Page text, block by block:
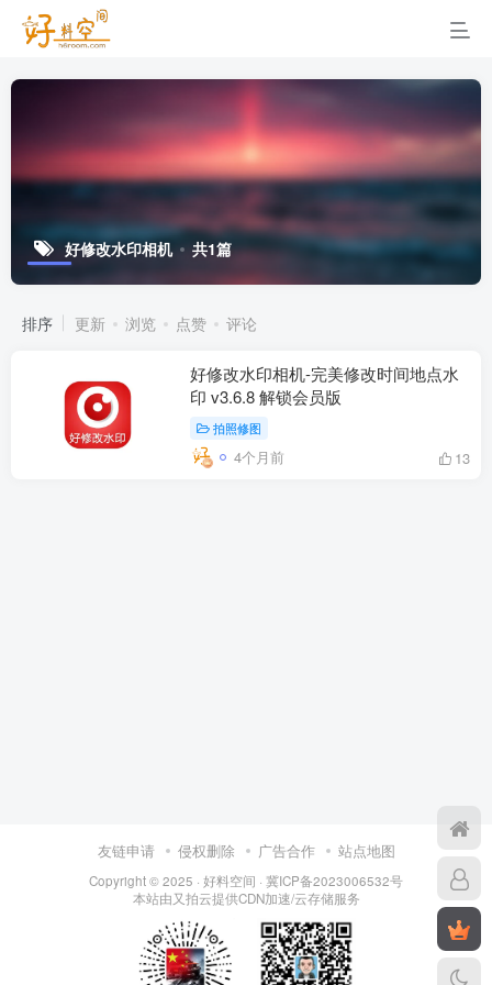
好修改水印相机 共1篇
排序 更新 浏览 点赞 评论
好修改水印相机-完美修改时间地点水
印 v3.6.8 解锁会员版
拍照修图
4个月前 13
友链申请 侵权删除 广告合作 站点地图
Copyright © 2025 · 好料空间 · 冀ICP备2023006532号
本站由又拍云提供CDN加速/云存储服务